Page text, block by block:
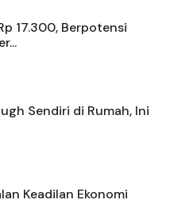
17.300, Berpotensi
Sendiri di Rumah, Ini
Keadilan Ekonomi